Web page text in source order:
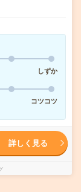
しずか
コツコツ
詳しく見る